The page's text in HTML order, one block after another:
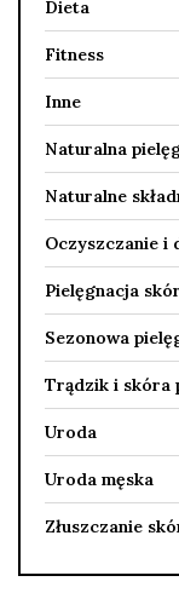
Dieta
Fitness
Inne
Naturalna
Naturalne
Oczyszczanie i
Pielęgnacja
Sezonowa
Trądzik i skóra
Uroda
Uroda męska
Złuszczanie